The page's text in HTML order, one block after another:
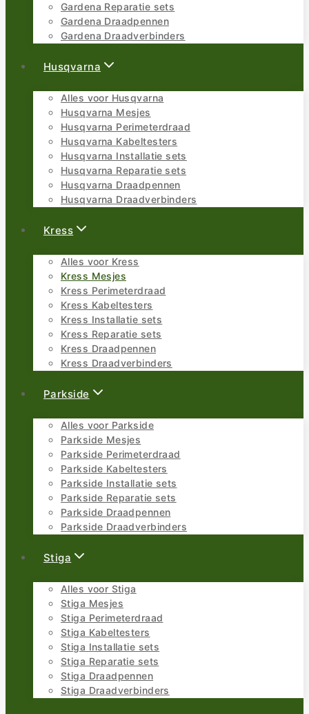
Gardena Reparatie sets
Gardena Draadpennen
Gardena Draadverbinders
Husqvarna
Alles voor Husqvarna
Husqvarna Mesjes
Husqvarna Perimeterdraad
Husqvarna Kabeltesters
Husqvarna Installatie sets
Husqvarna Reparatie sets
Husqvarna Draadpennen
Husqvarna Draadverbinders
Kress
Alles voor Kress
Kress Mesjes
Kress Perimeterdraad
Kress Kabeltesters
Kress Installatie sets
Kress Reparatie sets
Kress Draadpennen
Kress Draadverbinders
Parkside
Alles voor Parkside
Parkside Mesjes
Parkside Perimeterdraad
Parkside Kabeltesters
Parkside Installatie sets
Parkside Reparatie sets
Parkside Draadpennen
Parkside Draadverbinders
Stiga
Alles voor Stiga
Stiga Mesjes
Stiga Perimeterdraad
Stiga Kabeltesters
Stiga Installatie sets
Stiga Reparatie sets
Stiga Draadpennen
Stiga Draadverbinders